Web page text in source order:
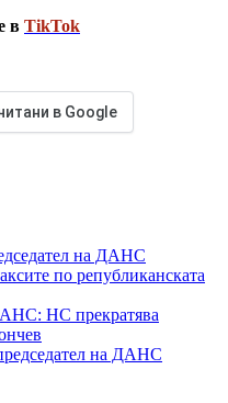
в TikTok
в Google
на ДАНС
по републиканската
НС прекратява
на ДАНС